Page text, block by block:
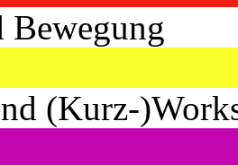
Bewegung
(Kurz-